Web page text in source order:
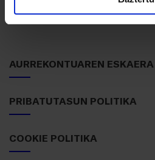
AURREKONTUAREN ESKAERA
PRIBATUTASUN POLITIKA
COOKIE POLITIKA